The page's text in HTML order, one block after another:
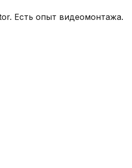
Есть опыт видеомонтажа.